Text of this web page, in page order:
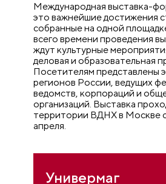
Международная выставка-
это важнейшие достижения
собранные на одной
всего времени проведения
ждут культурные
деловая и образовательная
Посетителям представлены
регионов России, ведущих
ведомств, корпораций и
организаций. Выставка
территории ВДНХ в Москве с
апреля.
Универмаг